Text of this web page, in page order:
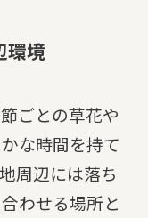
環境
ごとの草花や
な時間を持て
周辺には落ち
わせる場所と